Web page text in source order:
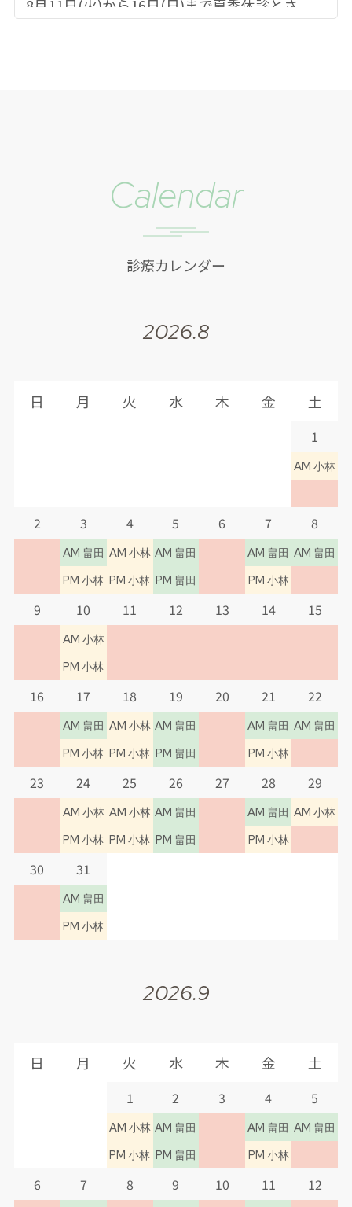
8月11日(火)から16日(日)まで夏季休診とさ
【土曜の体制について】
9月5日(土)、26日(土)は畠田医師の診療で
2026.06.02
【長期収載品の選定療養について】
長期収載品の選定療養とは、令和6年の診療
報酬改定により令和6年10月1日から導入さ
れる制度です。長期収載品とは、「後発医薬
品（ジェネリック医薬品）のある先発医薬
品」のことで、患者さんの希望により後発医
薬品ではなく先発医薬品（長期収載品）を
選択した場合に、その差額の2分の1を患者
さんに自己負担していただく制度です。
詳細や具体的な対象医薬品リストなどにつ
いては、後発医薬品のある先発医薬品（長期
収載品）の選定療養について
をご確認くださ
い。
2025.04.11
令和7年4月18日(金)より、カルテ初診の患者
いている患者様 ）は、事前に問診入力ができ
円滑な受付ができるようになりますので
WEB問診票を是非ご活用下さい。
calendar
診療カレンダー
2026.8
日 月 火 水 木 金 土
1
AM 小林
2 3
AM 畠田
PM 小林
4
AM 小林
PM 小林
5
AM 畠田
PM 畠田
6 7
AM 畠田
PM 小林
8
AM 畠田
9 10
AM 小林
PM 小林
11 12 13 14 15
16 17
AM 畠田
PM 小林
18
AM 小林
PM 小林
19
AM 畠田
PM 畠田
20 21
AM 畠田
PM 小林
22
AM 畠田
23 24
AM 小林
PM 小林
25
AM 小林
PM 小林
26
AM 畠田
PM 畠田
27 28
AM 畠田
PM 小林
29
AM 小林
30 31
AM 畠田
PM 小林
2026.9
日 月 火 水 木 金 土
1
AM 小林
PM 小林
2
AM 畠田
PM 畠田
3 4
AM 畠田
PM 小林
5
AM 畠田
6 7 8 9 10 11 12